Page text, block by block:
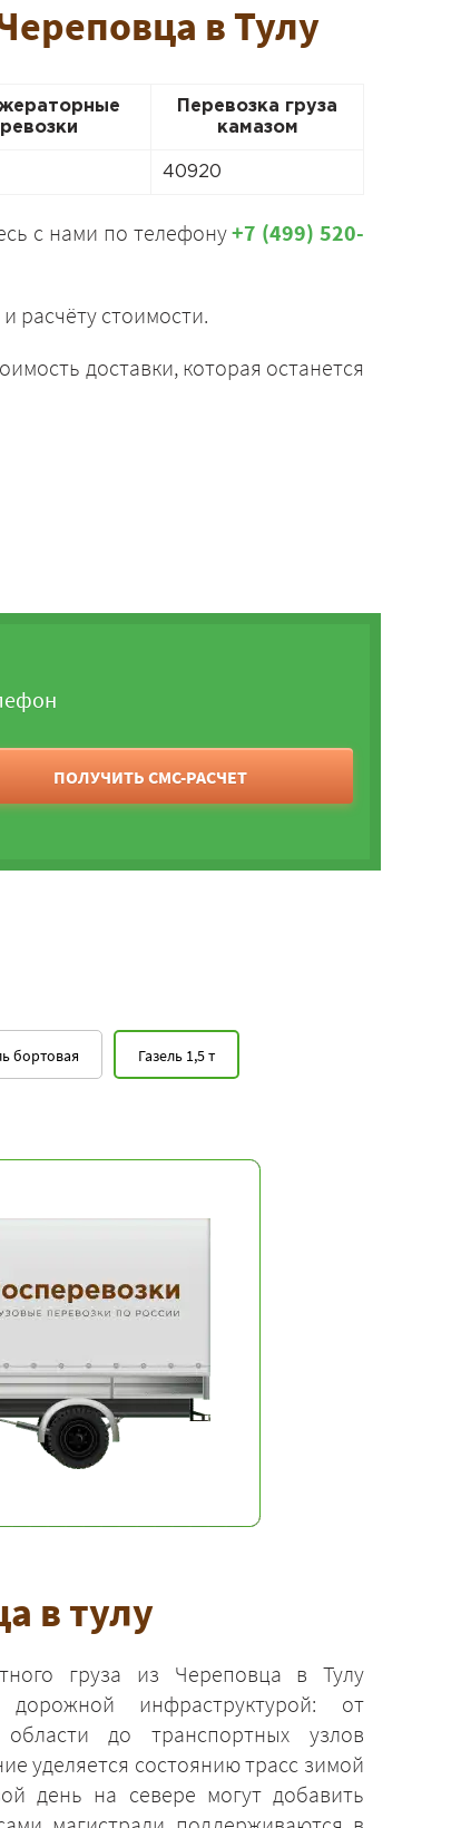
в Тулу
Перевозка груза
камазом
40920
с нами по телефону+7 (499) 520-
расчёту стоимости.
доставки, которая останется
ПОЛУЧИТЬ СМС-РАСЧЕТ
Газель 1,5 т
бортовая
в тулу
груза из Череповца в Тулу
инфраструктурой: от
до транспортных узлов
уделяется состоянию трасс зимой
день на севере могут добавить